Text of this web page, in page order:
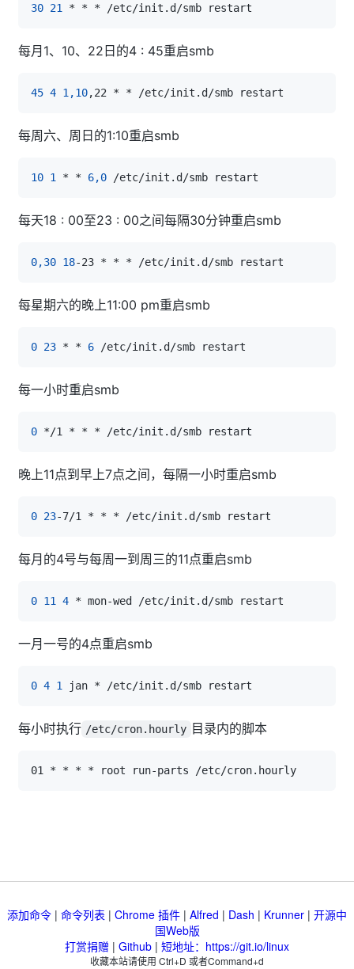
30 21
每月1、10、22日的4 : 45重启smb
45 4 1,10
每周六、周日的1:10重启smb
10 1 * * 6,0
每天18 : 00至23 : 00之间每隔30分钟重启smb
0,30 18
每星期六的晚上11:00 pm重启smb
0 23 * * 6
每一小时重启smb
0
晚上11点到早上7点之间，每隔一小时重启smb
0 23
每月的4号与每周一到周三的11点重启smb
0 11 4
一月一号的4点重启smb
0 4 1
每小时执行 /etc/cron.hourly 目录内的脚本
添加命令 | 命令列表 | Chrome 插件 | Alfred | Dash | Krunner | 开源中
国Web版
打赏捐赠 | Github | 短地址：https://git.io/linux
收藏本站请使用 Ctrl+D 或者Command+d